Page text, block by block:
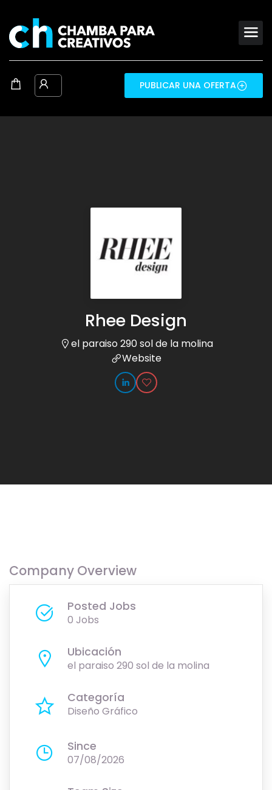
PUBLICAR UNA OFERTA
Rhee Design
el paraiso 290 sol de la molina
Website
Company Overview
Posted Jobs
0 Jobs
Ubicación
el paraiso 290 sol de la molina
Categoría
Diseño Gráfico
Since
07/08/2026